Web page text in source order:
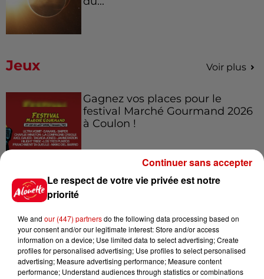
Jeux Voir plus
Gagnez vos places pour le
festival Marché Gourmand 2026
à Coulon !
Le Duel - Gagnez vos entrées
pour l'un des zoos de nos
Destination Vacances - Gagnez
votre séjour en famille au cœur
Le respect de votre vie privée est notre
priorité
We and our (447) partnersdo the following data processing based on
your consent and/or our legitimate interest: Store and/or access
information on a device; Use limited data to select advertising; Create
profiles for personalised advertising; Use profiles to select personalised
advertising; Measure advertising performance; Measure content
performance; Understand audiences through statistics or combinations
Continuer sans accepter